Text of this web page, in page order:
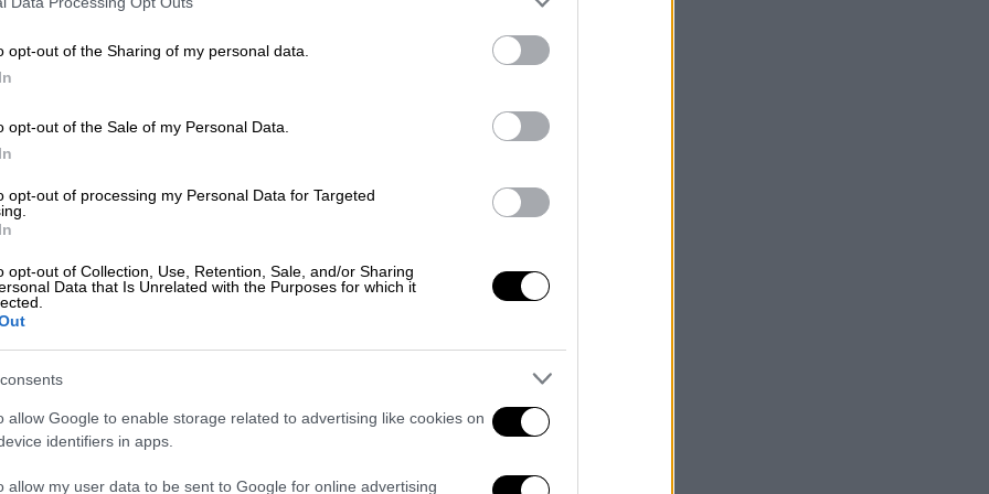
opt-out of the Sharing of my personal data.
opt-out of the Sale of my Personal Data.
opt-out of processing my Personal Data for Targeted
opt-out of Collection, Use, Retention, Sale, and/or Sharing
Data that Is Unrelated with the Purposes for which it
allow Google to enable storage related to advertising like cookies on
identifiers in apps.
allow my user data to be sent to Google for online advertising
όλα'», πρόσθεσε ο κυβερνήτης. «Και μετά
ξανά».
ο ηλικιωμένος διαδηλωτής Μάρτιν
μετά το σπρώξιμό του από αστυνομικό
Νέας Υόρκης κατά τη διάρκεια
Antifa» που φαίνεται ότι προσπάθησε
της αστυνομίας.